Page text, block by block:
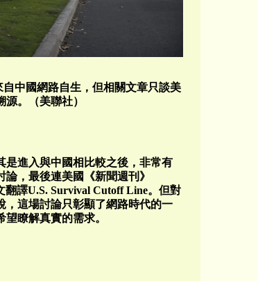
路自生，但相關文章只談美
不認真溯源。（美聯社）
是進入與中國相比較之後，非常有
，最後連美國《新聞週刊》
翻譯U.S. Survival Cutoff Line。但對
，這場討論只彰顯了網路時代的一
瞭解真實的需求。